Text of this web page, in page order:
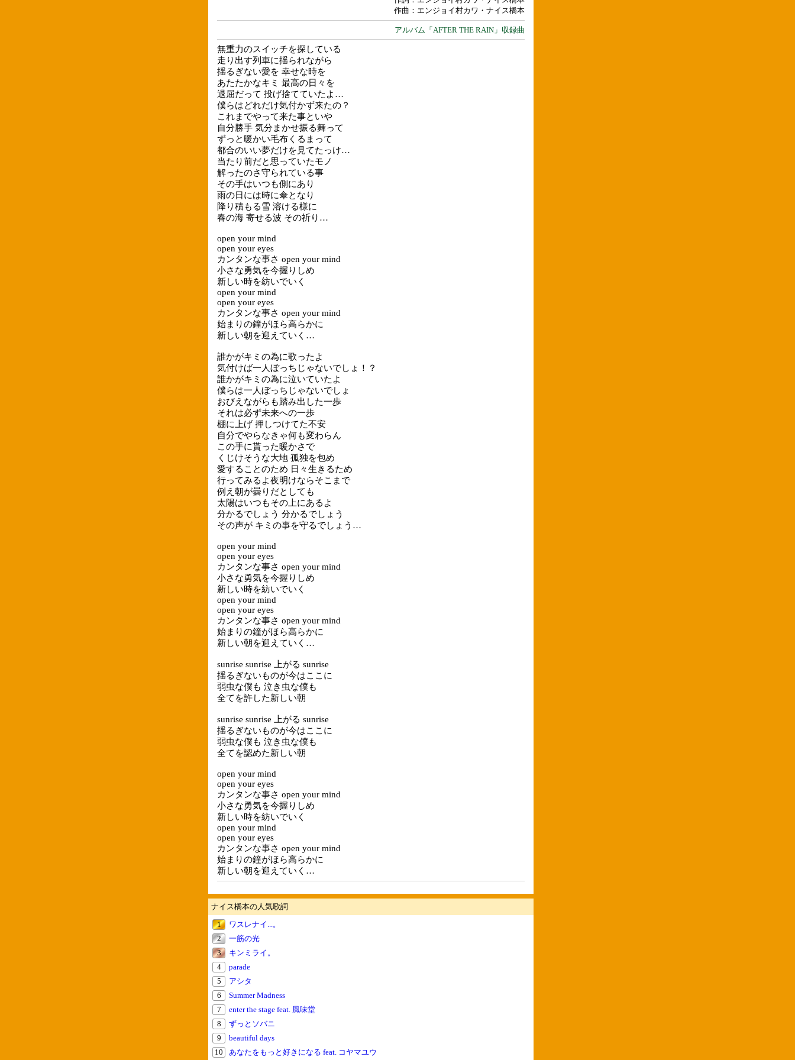
作曲：エンジョイ村カワ・ナイス橋本
アルバム「AFTER THE RAIN」収録曲
無重力のスイッチを探している
走り出す列車に揺られながら
揺るぎない愛を 幸せな時を
あたたかなキミ 最高の日々を
退屈だって 投げ捨てていたよ…
僕らはどれだけ気付かず来たの？
これまでやって来た事といや
自分勝手 気分まかせ振る舞って
ずっと暖かい毛布くるまって
都合のいい夢だけを見てたっけ…
当たり前だと思っていたモノ
解ったのさ守られている事
その手はいつも側にあり
雨の日には時に傘となり
降り積もる雪 溶ける様に
春の海 寄せる波 その祈り…
open your mind
open your eyes
カンタンな事さ open your mind
小さな勇気を今握りしめ
新しい時を紡いでいく
open your mind
open your eyes
カンタンな事さ open your mind
始まりの鐘がほら高らかに
新しい朝を迎えていく…
誰かがキミの為に歌ったよ
気付けば一人ぼっちじゃないでしょ！？
誰かがキミの為に泣いていたよ
僕らは一人ぼっちじゃないでしょ
おびえながらも踏み出した一歩
それは必ず未来への一歩
棚に上げ 押しつけてた不安
自分でやらなきゃ何も変わらん
この手に貰った暖かさで
くじけそうな大地 孤独を包め
愛することのため 日々生きるため
行ってみるよ夜明けならそこまで
例え朝が曇りだとしても
太陽はいつもその上にあるよ
分かるでしょう 分かるでしょう
その声が キミの事を守るでしょう…
open your mind
open your eyes
カンタンな事さ open your mind
小さな勇気を今握りしめ
新しい時を紡いでいく
open your mind
open your eyes
カンタンな事さ open your mind
始まりの鐘がほら高らかに
新しい朝を迎えていく…
sunrise sunrise 上がる sunrise
揺るぎないものが今はここに
弱虫な僕も 泣き虫な僕も
全てを許した新しい朝
sunrise sunrise 上がる sunrise
揺るぎないものが今はここに
弱虫な僕も 泣き虫な僕も
全てを認めた新しい朝
open your mind
open your eyes
カンタンな事さ open your mind
小さな勇気を今握りしめ
新しい時を紡いでいく
open your mind
open your eyes
カンタンな事さ open your mind
始まりの鐘がほら高らかに
新しい朝を迎えていく…
ナイス橋本の人気歌詞
1
ワスレナイ...。
2
一筋の光
3
キンミライ。
4
parade
5
アシタ
6
Summer Madness
7
enter the stage feat. 風味堂
8
ずっとソバニ
9
beautiful days
10
あなたをもっと好きになる feat. コヤマユウ